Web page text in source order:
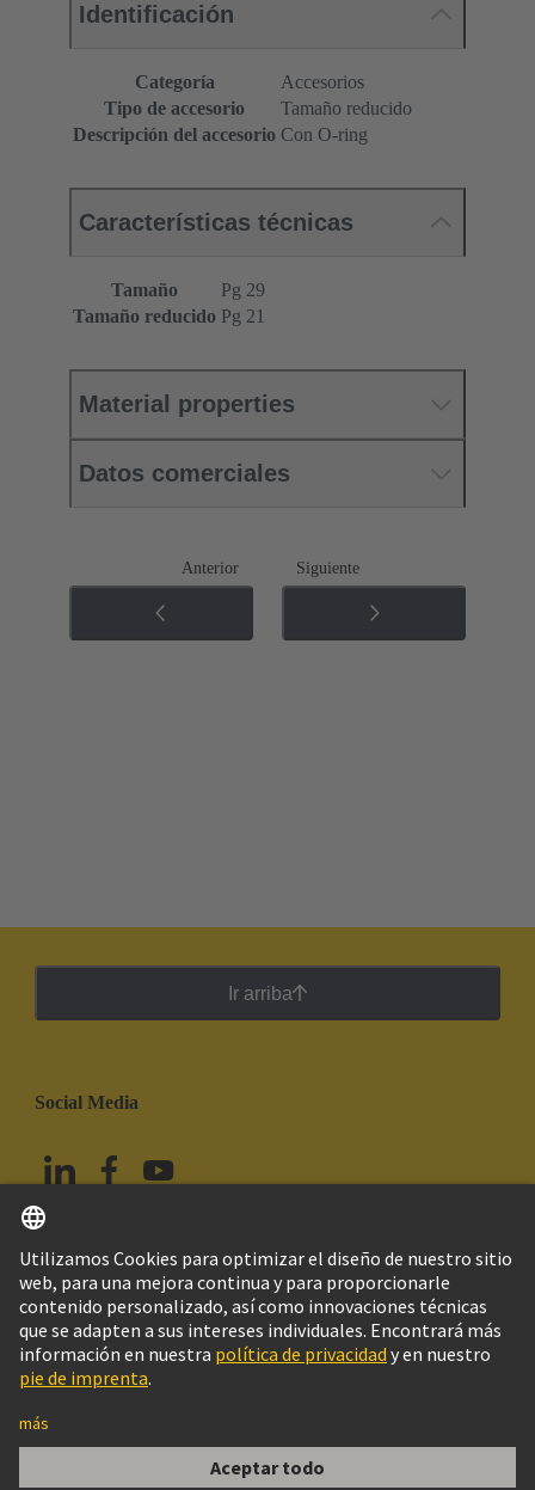
Identificación
Categoría
Accesorios
Tipo de accesorio
Tamaño reducido
Descripción del accesorio Con O-ring
Características técnicas
Tamaño
Pg 29
Tamaño reducido Pg 21
Material properties
Datos comerciales
Anterior Siguiente
Ir arriba
Social Media
México Español
© HARTING Technology Group
Imprint
Información al cliente